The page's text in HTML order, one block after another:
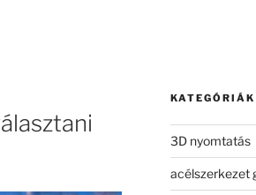
KATEGÓRIÁK
3D nyomtatás
acélszerkezet